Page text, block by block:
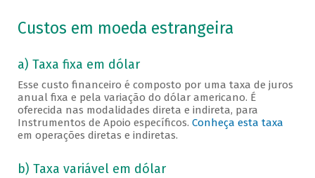
Custos em moeda estrangeira
a) Taxa fixa em dólar
Esse custo financeiro é composto por uma taxa de juros
anual fixa e pela variação do dólar americano. É
oferecida nas modalidades direta e indireta, para
Instrumentos de Apoio específicos. Conheça esta taxa
em operações diretas e indiretas.
b) Taxa variável em dólar